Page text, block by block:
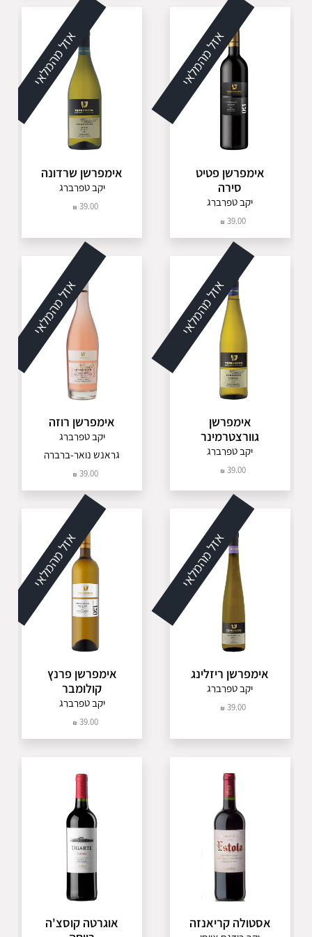
אזל מהמלאי
אימפרשן פטיט
סירה
יקב טפרברג
39.00
אזל מהמלאי
אימפרשן שרדונה
יקב טפרברג
39.00
אזל מהמלאי
אימפרשן
גוורצטרמינר
יקב טפרברג
39.00
אזל מהמלאי
אימפרשן רוזה
יקב טפרברג
גראנש נואר-ברברה
39.00
אזל מהמלאי
אימפרשן ריזלינג
יקב טפרברג
39.00
אזל מהמלאי
אימפרשן פרנץ
קולומבר
יקב טפרברג
39.00
אסטולה קריאנזה
אוגרטה קוסצ'ה